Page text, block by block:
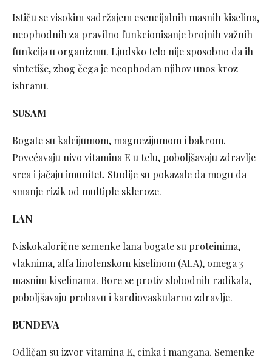
Ističu se visokim sadržajem esencijalnih masnih kiselina,
neophodnih za pravilno funkcionisanje brojnih važnih
funkcija u organizmu. Ljudsko telo nije sposobno da ih
sintetiše, zbog čega je neophodan njihov unos kroz
ishranu.
SUSAM
Bogate su kalcijumom, magnezijumom i bakrom.
Povećavaju nivo vitamina E u telu, poboljšavaju zdravlje
srca i jačaju imunitet. Studije su pokazale da mogu da
smanje rizik od multiple skleroze.
LAN
Niskokalorične semenke lana bogate su proteinima,
vlaknima, alfa linolenskom kiselinom (ALA), omega 3
masnim kiselinama. Bore se protiv slobodnih radikala,
poboljšavaju probavu i kardiovaskularno zdravlje.
BUNDEVA
Odličan su izvor vitamina E, cinka i mangana. Semenke